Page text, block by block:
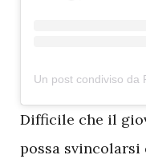
Difficile che il
possa svincolarsi